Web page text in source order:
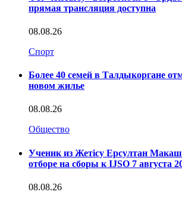
прямая трансляция доступна
08.08.26
Спорт
Более 40 семей в Талдыкоргане
новом жилье
08.08.26
Общество
Ученик из Жетісу Ерсултан
отборе на сборы к IJSO 7 августа
08.08.26